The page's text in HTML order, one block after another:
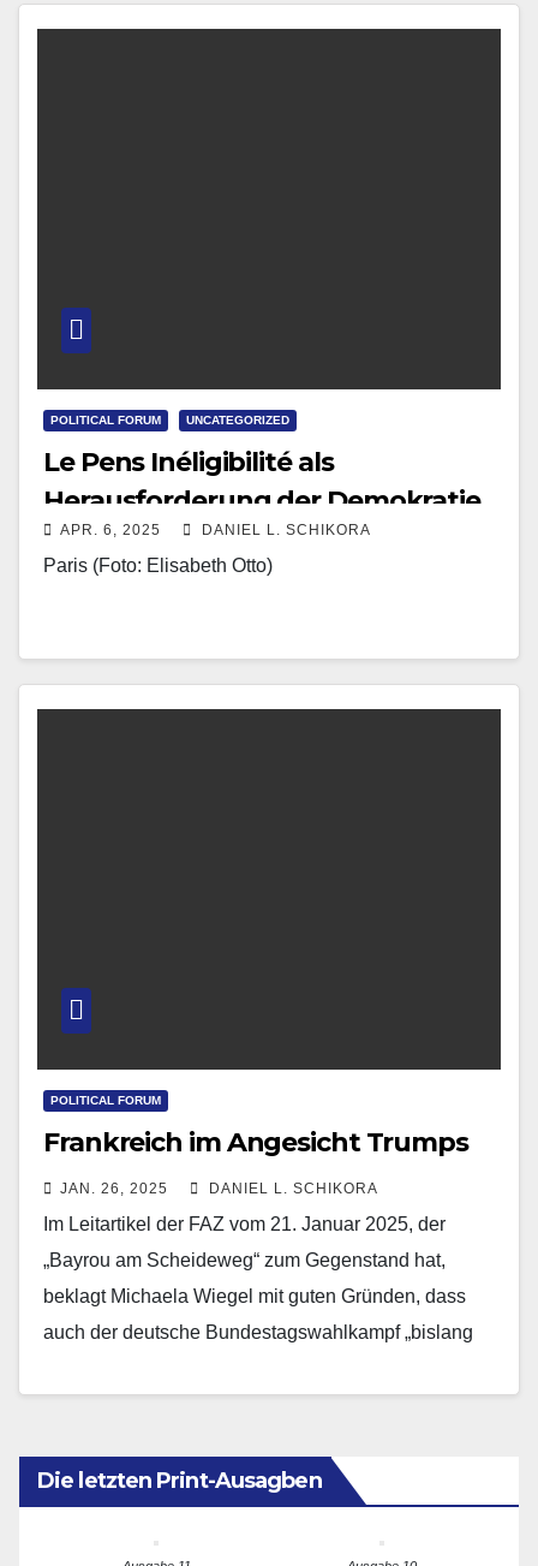
POLITICAL FORUM UNCATEGORIZED
Le Pens Inéligibilité als
Herausforderung der Demokratie
APR. 6, 2025 DANIEL L. SCHIKORA
Paris (Foto: Elisabeth Otto)
POLITICAL FORUM
Frankreich im Angesicht Trumps
JAN. 26, 2025 DANIEL L. SCHIKORA
Im Leitartikel der FAZ vom 21. Januar 2025, der
„Bayrou am Scheideweg“ zum Gegenstand hat,
beklagt Michaela Wiegel mit guten Gründen, dass
auch der deutsche Bundestagswahlkampf „bislang
Die letzten Print-Ausagben